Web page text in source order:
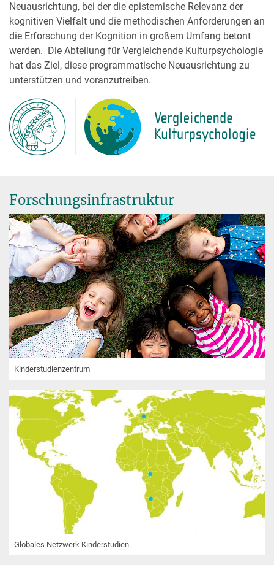
Neuausrichtung, bei der die epistemische Relevanz der
kognitiven Vielfalt und die methodischen Anforderungen an
die Erforschung der Kognition in großem Umfang betont
werden. Die Abteilung für Vergleichende Kulturpsychologie
hat das Ziel, diese programmatische Neuausrichtung zu
unterstützen und voranzutreiben.
Forschungsinfrastruktur
Kinderstudienzentrum
Globales Netzwerk Kinderstudien